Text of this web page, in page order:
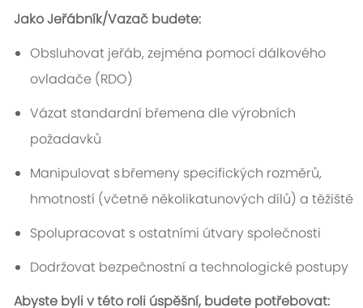
Jako Jeřábník/Vazač budete:
Obsluhovat jeřáb, zejména pomocí dálkového
ovladače (RDO)
Vázat standardní břemena dle výrobních
požadavků
Manipulovat s břemeny specifických rozměrů,
hmotností (včetně několikatunových dílů) a těžiště
Spolupracovat s ostatními útvary společnosti
Dodržovat bezpečnostní a technologické postupy
Abyste byli v této roli úspěšní, budete potřebovat: